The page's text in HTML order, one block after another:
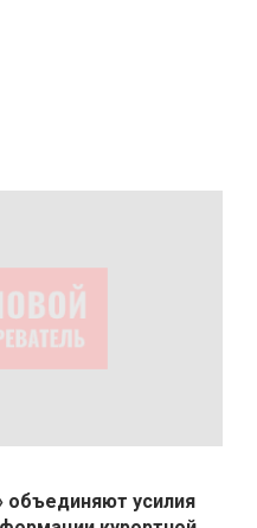
объединяют усилия